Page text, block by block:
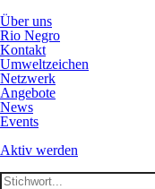
Über uns
Rio Negro
Kontakt
Umweltzeichen
Netzwerk
Angebote
News
Events
Aktiv werden